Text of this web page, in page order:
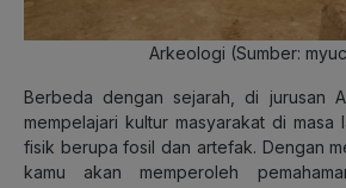
Arkeologi (Sumber:
Berbeda dengan sejarah, di jurusan
mempelajari kultur masyarakat di masa
fisik berupa fosil dan artefak. Dengan
kamu akan memperoleh